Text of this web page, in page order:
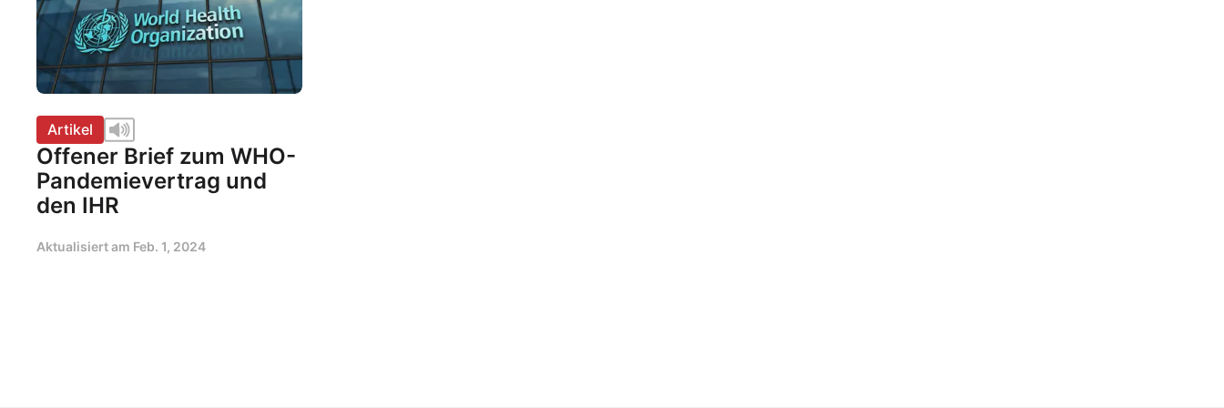
Artikel
Offener Brief zum WHO-
Pandemievertrag und
den IHR
Aktualisiert am Feb. 1, 2024